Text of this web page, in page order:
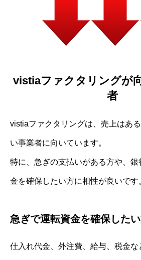
vistiaファクタリングが
者
vistiaファクタリングは、売上はあ
い事業者に向いています。
特に、急ぎの支払いがある方や、
金を確保したい方に相性が良いです
急ぎで運転資金を確保した
仕入れ代金、外注費、給与、税金な